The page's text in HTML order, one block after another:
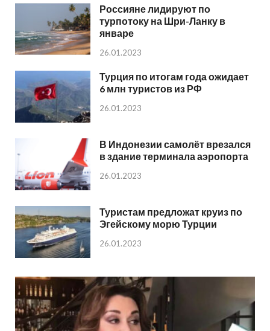
Россияне лидируют по
турпотоку на Шри-Ланку в
январе
26.01.2023
Турция по итогам года ожидает
6 млн туристов из РФ
26.01.2023
В Индонезии самолёт врезался
в здание терминала аэропорта
26.01.2023
Туристам предложат круиз по
Эгейскому морю Турции
26.01.2023